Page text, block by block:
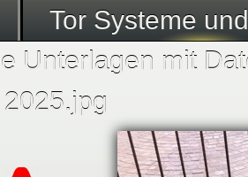
Tor Systeme
Unterlagen mit